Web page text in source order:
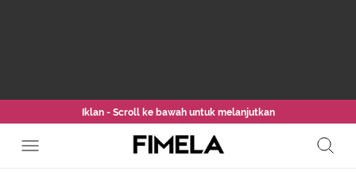
Iklan - Scroll ke bawah untuk melanjutkan